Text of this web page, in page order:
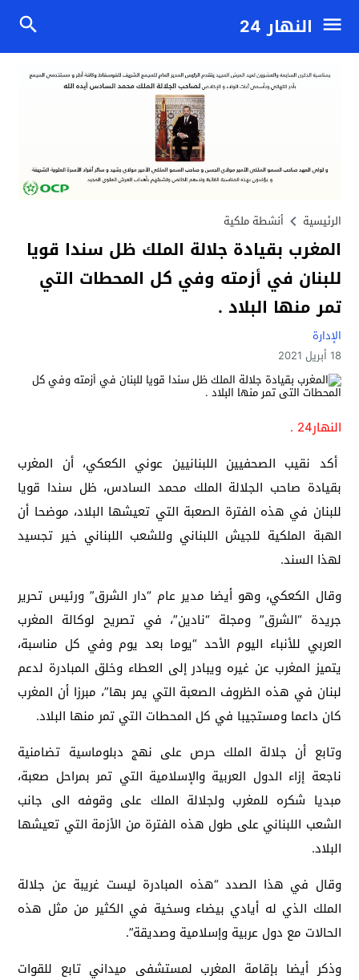
النهار 24
الرئيسية أنشطة ملكية
المغرب بقيادة جلالة الملك ظل سندا قويا
للبنان في أزمته وفي كل المحطات التي
تمر منها البلاد .
الإدارة
18 أبريل 2021
النهار24 .
أكد نقيب الصحفيين اللبنانيين عوني الكعكي، أن المغرب
بقيادة صاحب الجلالة الملك محمد السادس، ظل سندا قويا
للبنان في هذه الفترة الصعبة التي تعيشها البلاد، موضحا أن
الهبة الملكية للجيش اللبناني وللشعب اللبناني خير تجسيد
لهذا السند.
وقال الكعكي، وهو أيضا مدير عام “دار الشرق” ورئيس تحرير
جريدة “الشرق” ومجلة “نادين”، في تصريح لوكالة المغرب
العربي للأنباء اليوم الأحد “يوما بعد يوم وفي كل مناسبة،
يتميز المغرب عن غيره ويبادر إلى العطاء وخلق المبادرة لدعم
لبنان في هذه الظروف الصعبة التي يمر بها”، مبرزا أن المغرب
كان داعما ومستجيبا في كل المحطات التي تمر منها البلاد.
وتابع أن جلالة الملك حرص على نهج دبلوماسية تضامنية
ناجعة إزاء الدول العربية والإسلامية التي تمر بمراحل صعبة،
مبديا شكره للمغرب ولجلالة الملك على وقوفه الى جانب
الشعب اللبناني على طول هذه الفترة من الأزمة التي تعيشها
البلاد.
وقال في هذا الصدد “هذه المبادرة ليست غريبة عن جلالة
الملك الذي له أيادي بيضاء وسخية في الكثير من مثل هذه
الحالات مع دول عربية وإسلامية وصديقة”.
وذكر أيضا بإقامة المغرب لمستشفى ميداني تابع للقوات